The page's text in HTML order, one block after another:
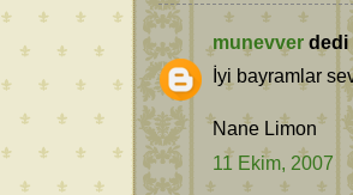
munevver dedi
İyi bayramlar
Nane Limon
11 Ekim, 2007